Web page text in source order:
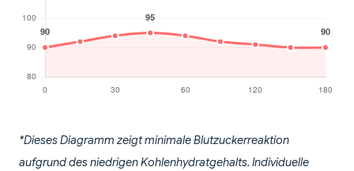
*Dieses Diagramm zeigt minimale Blutzuckerreaktion
aufgrund des niedrigen Kohlenhydratgehalts. Individuelle